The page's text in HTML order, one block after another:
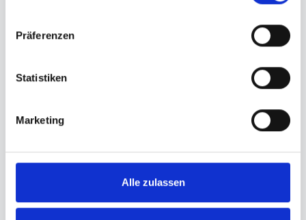
Präferenzen
Statistiken
Marketing
Alle zulassen
Sie schärfen Ihren Blick für mimische Hinweise und